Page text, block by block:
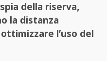
della riserva,
la distanza
l’uso del